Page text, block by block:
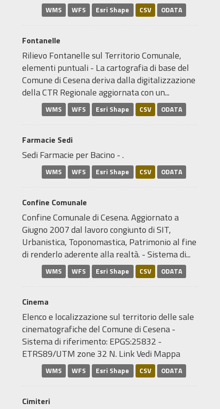
WMS WFS Esri Shape CSV ODATA
Fontanelle
Rilievo Fontanelle sul Territorio Comunale,
elementi puntuali - La cartografia di base del
Comune di Cesena deriva dalla digitalizzazione
della CTR Regionale aggiornata con un...
WMS WFS Esri Shape CSV ODATA
Farmacie Sedi
Sedi Farmacie per Bacino - .
WMS WFS Esri Shape CSV ODATA
Confine Comunale
Confine Comunale di Cesena. Aggiornato a
Giugno 2007 dal lavoro congiunto di SIT,
Urbanistica, Toponomastica, Patrimonio al fine
di renderlo aderente alla realtà. - Sistema di...
WMS WFS Esri Shape CSV ODATA
Cinema
Elenco e localizzazione sul territorio delle sale
cinematografiche del Comune di Cesena -
Sistema di riferimento: EPGS:25832 -
ETRS89/UTM zone 32 N. Link Vedi Mappa
WMS WFS Esri Shape CSV ODATA
Cimiteri